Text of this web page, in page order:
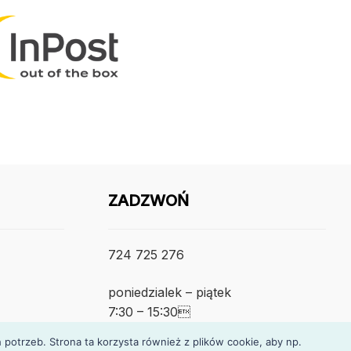
ZADZWOŃ
724 725 276
poniedzialek – piątek
7:30 – 15:30
Strona ta korzysta również z plików cookie, aby np.